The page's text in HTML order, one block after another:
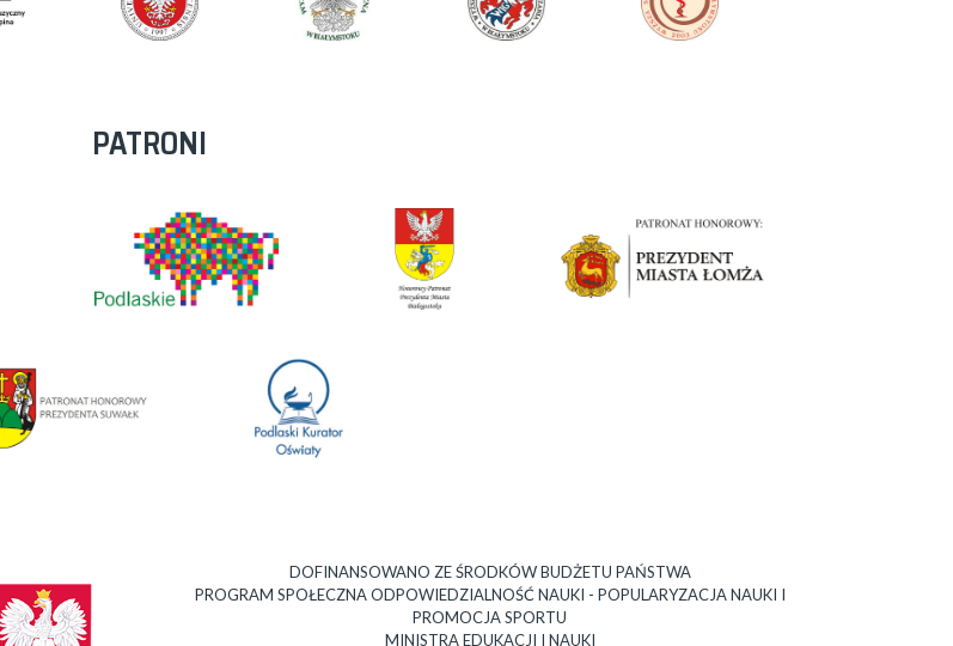
PATRONI
DOFINANSOWANO ZE ŚRODKÓW BUDŻETU PAŃSTWA
PROGRAM SPOŁECZNA ODPOWIEDZIALNOŚĆ NAUKI - POPULARYZACJA NAUKI I
PROMOCJA SPORTU
MINISTRA EDUKACJI I NAUKI